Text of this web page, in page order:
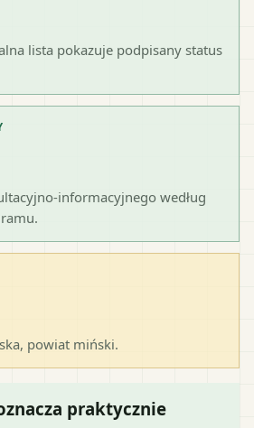
lista pokazuje podpisany status
informacyjnego według
, powiat miński.
praktycznie